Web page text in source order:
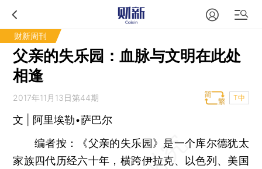
财新周刊
父亲的失乐园：血脉与文明在此处
相逢
2017年11月13日第44期 T中
文 | 阿里埃勒•萨巴尔
编者按：
《父亲的失乐园》是一个库尔德犹太
家族四代历经六十年，横跨伊拉克、以色列、美国